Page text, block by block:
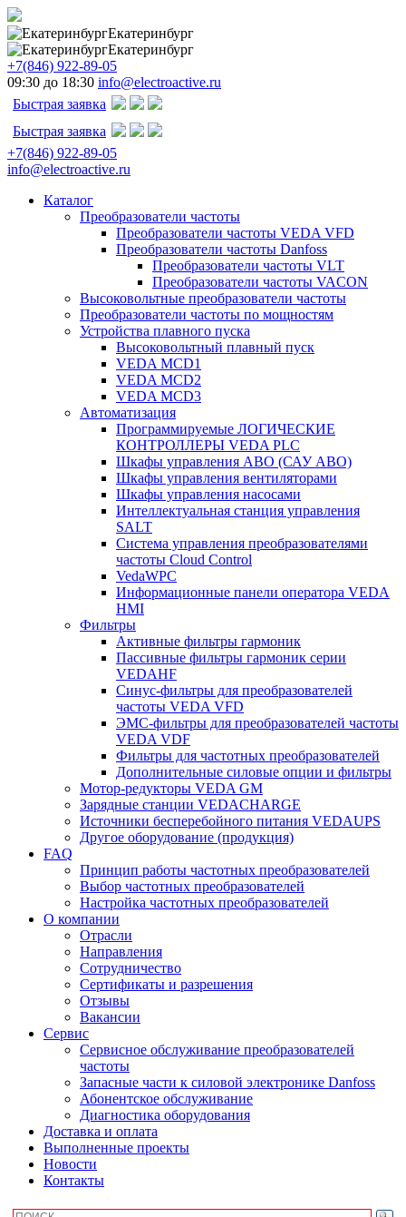
Екатеринбург
Екатеринбург
+7(846) 922-89-05
09:30 до 18:30 info@electroactive.ru
Быстрая заявка
Быстрая заявка
+7(846) 922-89-05
info@electroactive.ru
Каталог
Преобразователи частоты
Преобразователи частоты VEDA VFD
Преобразователи частоты Danfoss
Преобразователи частоты VLT
Преобразователи частоты VACON
Высоковольтные преобразователи частоты
Преобразователи частоты по мощностям
Устройства плавного пуска
Высоковольтный плавный пуск
VEDA MCD1
VEDA MCD2
VEDA MCD3
Автоматизация
Программируемые ЛОГИЧЕСКИЕ
КОНТРОЛЛЕРЫ VEDA PLC
Шкафы управления АВО (САУ АВО)
Шкафы управления вентиляторами
Шкафы управления насосами
Интеллектуальная станция управления
SALT
Система управления преобразователями
частоты Cloud Control
VedaWPC
Информационные панели оператора VEDA
HMI
Фильтры
Активные фильтры гармоник
Пассивные фильтры гармоник серии
VEDAHF
Синус-фильтры для преобразователей
частоты VEDA VFD
ЭМС-фильтры для преобразователей частоты
VEDA VDF
Фильтры для частотных преобразователей
Дополнительные силовые опции и фильтры
Мотор-редукторы VEDA GM
Зарядные станции VEDACHARGE
Источники бесперебойного питания VEDAUPS
Другое оборудование (продукция)
FAQ
Принцип работы частотных преобразователей
Выбор частотных преобразователей
Настройка частотных преобразователей
О компании
Отрасли
Направления
Сотрудничество
Сертификаты и разрешения
Отзывы
Вакансии
Сервис
Сервисное обслуживание преобразователей
частоты
Запасные части к силовой электронике Danfoss
Абонентское обслуживание
Диагностика оборудования
Доставка и оплата
Выполненные проекты
Новости
Контакты